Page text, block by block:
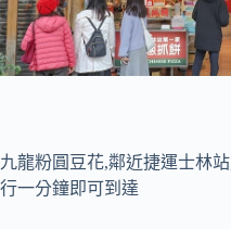
九龍粉圓豆花,鄰近捷運士林
行一分鐘即可到達